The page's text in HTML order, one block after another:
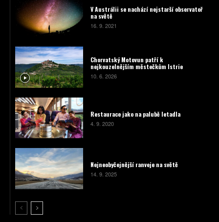
V Austrálii se nachází nejstarší observatoř
na světě
16. 9. 2021
Chorvatský Motovun patří k
nejkouzelnějším městečkům Istrie
10. 6. 2026
Restaurace jako na palubě letadla
4. 9. 2020
Nejneobyčejnější ranveje na světě
14. 9. 2025